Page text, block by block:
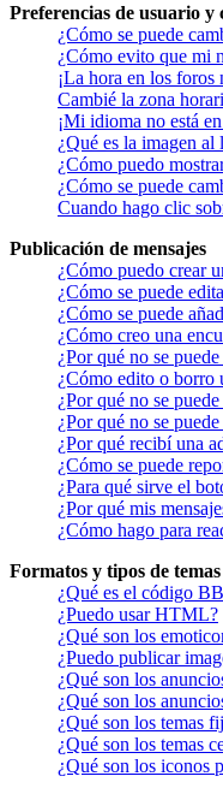
Preferencias de usuario y
¿Cómo se puede
¿Cómo evito que mi
¡La hora en los foros
Cambié la zona
¡Mi idioma no está
¿Qué es la imagen
¿Cómo puedo
¿Cómo se puede
Cuando hago clic
Publicación de mensajes
¿Cómo puedo crear
¿Cómo se puede
¿Cómo se puede
¿Cómo creo una
¿Por qué no se
¿Cómo edito o borro
¿Por qué no se
¿Por qué no se
¿Por qué recibí una
¿Cómo se puede
¿Para qué sirve el
¿Por qué mis
¿Cómo hago para
Formatos y tipos de temas
¿Qué es el código
¿Puedo usar HTML?
¿Qué son los
¿Puedo publicar
¿Qué son los
¿Qué son los
¿Qué son los temas
¿Qué son los temas
¿Qué son los iconos